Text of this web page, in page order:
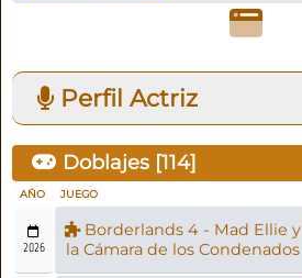
Perfil Actriz
Doblajes [114]
AÑO JUEGO
2026
Borderlands 4 - Mad Ellie y
la Cámara de los Condenados